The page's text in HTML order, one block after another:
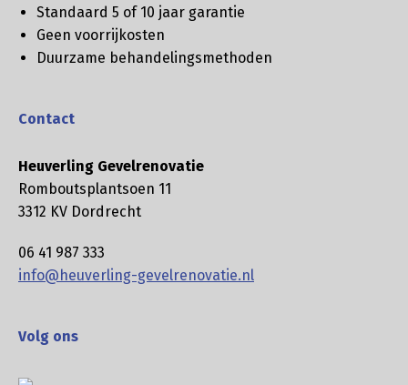
Standaard 5 of 10 jaar garantie
Geen voorrijkosten
Duurzame behandelingsmethoden
Contact
Heuverling Gevelrenovatie
Romboutsplantsoen 11
3312 KV Dordrecht
06 41 987 333
info@heuverling-gevelrenovatie.nl
Volg ons